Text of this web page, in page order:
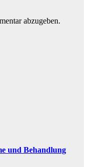
abzugeben.
und Behandlung